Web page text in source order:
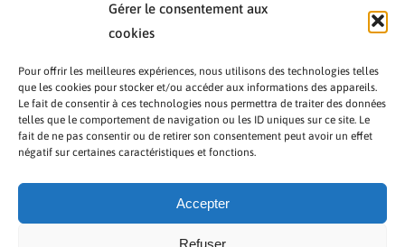
Gérer le consentement aux
cookies
Pour offrir les meilleures expériences, nous utilisons des technologies telles
que les cookies pour stocker et/ou accéder aux informations des appareils.
Le fait de consentir à ces technologies nous permettra de traiter des données
telles que le comportement de navigation ou les ID uniques sur ce site. Le
fait de ne pas consentir ou de retirer son consentement peut avoir un effet
négatif sur certaines caractéristiques et fonctions.
Accepter
Refuser
PRÉSENTATION TOUTAFRICA
A PROPOS